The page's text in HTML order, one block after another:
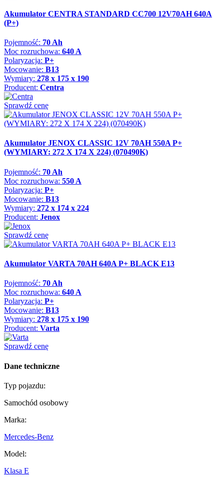
Akumulator CENTRA STANDARD CC700 12V70AH 640A
(P+)
Pojemność: 70 Ah
Moc rozruchowa: 640 A
Polaryzacja: P+
Mocowanie: B13
Wymiary: 278 x 175 x 190
Producent: Centra
Sprawdź cenę
Akumulator JENOX CLASSIC 12V 70AH 550A P+
(WYMIARY: 272 X 174 X 224) (070490K)
Pojemność: 70 Ah
Moc rozruchowa: 550 A
Polaryzacja: P+
Mocowanie: B13
Wymiary: 272 x 174 x 224
Producent: Jenox
Sprawdź cenę
Akumulator VARTA 70AH 640A P+ BLACK E13
Pojemność: 70 Ah
Moc rozruchowa: 640 A
Polaryzacja: P+
Mocowanie: B13
Wymiary: 278 x 175 x 190
Producent: Varta
Sprawdź cenę
Dane techniczne
Typ pojazdu:
Samochód osobowy
Marka:
Mercedes-Benz
Model:
Klasa E